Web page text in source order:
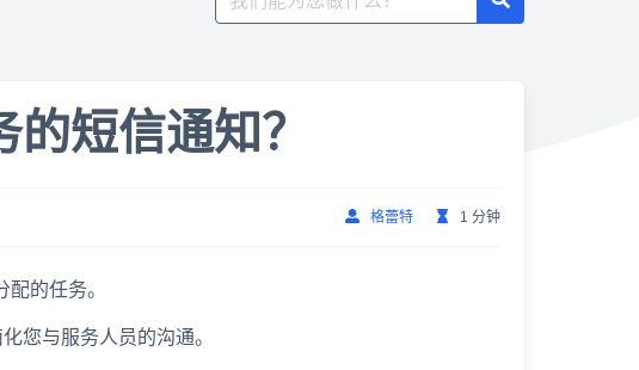
索：
短信通知？
格蕾特 1 分钟
的任务。
您与服务人员的沟通。